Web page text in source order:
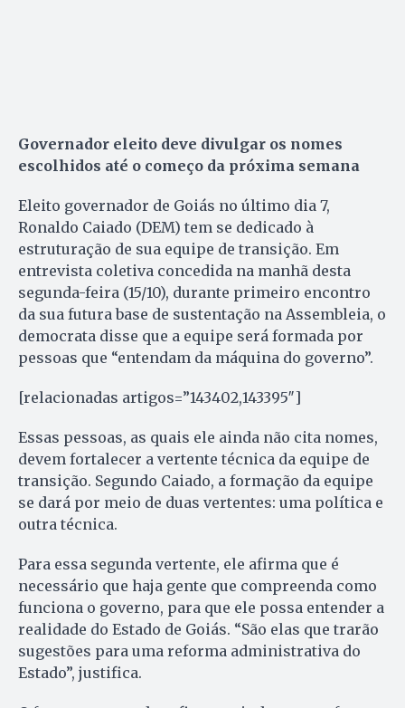
Governador eleito deve divulgar os nomes
escolhidos até o começo da próxima semana
Eleito governador de Goiás no último dia 7,
Ronaldo Caiado (DEM) tem se dedicado à
estruturação de sua equipe de transição. Em
entrevista coletiva concedida na manhã desta
segunda-feira (15/10), durante primeiro encontro
da sua futura base de sustentação na Assembleia, o
democrata disse que a equipe será formada por
pessoas que “entendam da máquina do governo”.
[relacionadas artigos=”143402,143395″]
Essas pessoas, as quais ele ainda não cita nomes,
devem fortalecer a vertente técnica da equipe de
transição. Segundo Caiado, a formação da equipe
se dará por meio de duas vertentes: uma política e
outra técnica.
Para essa segunda vertente, ele afirma que é
necessário que haja gente que compreenda como
funciona o governo, para que ele possa entender a
realidade do Estado de Goiás. “São elas que trarão
sugestões para uma reforma administrativa do
Estado”, justifica.